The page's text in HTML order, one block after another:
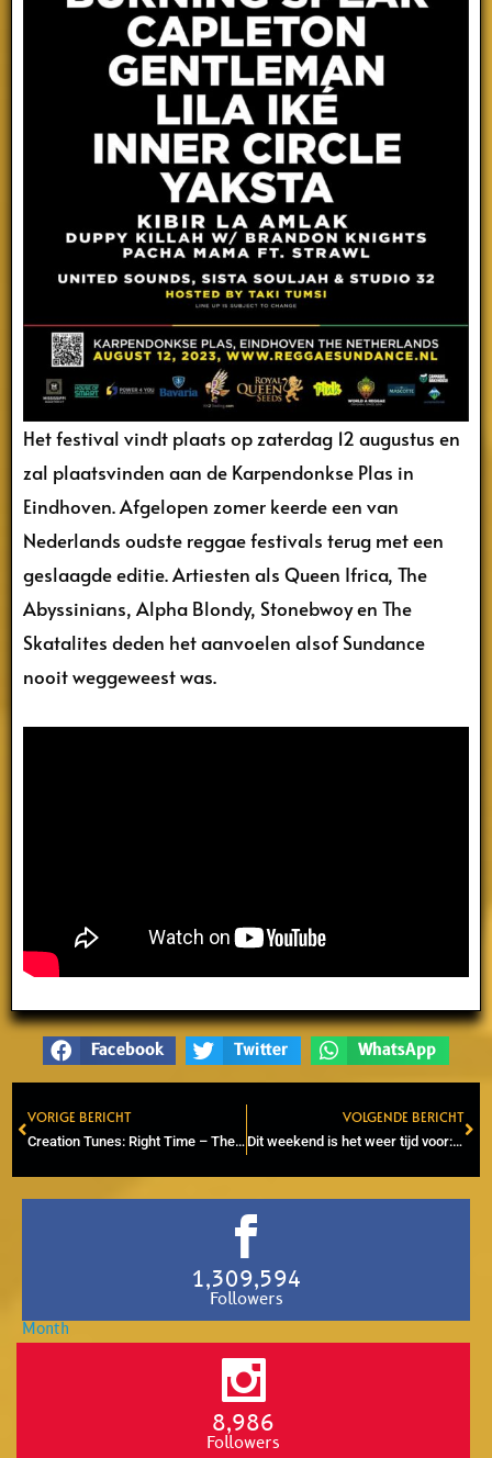
Het festival vindt plaats op zaterdag 12 augustus en
zal plaatsvinden aan de Karpendonkse Plas in
Eindhoven. Afgelopen zomer keerde een van
Nederlands oudste reggae festivals terug met een
geslaagde editie. Artiesten als Queen Ifrica, The
Abyssinians, Alpha Blondy, Stonebwoy en The
Skatalites deden het aanvoelen alsof Sundance
nooit weggeweest was.
Facebook Twitter WhatsApp
Prev
VORIGE BERICHT
Creation Tunes: Right Time – The Mighty Diamonds (1975) (Jah Shakespear)
VOLGENDE BERICHT
Dit weekend is het weer tijd voor: Reggae Sundance!
1,309,594
Followers
8,986
Followers